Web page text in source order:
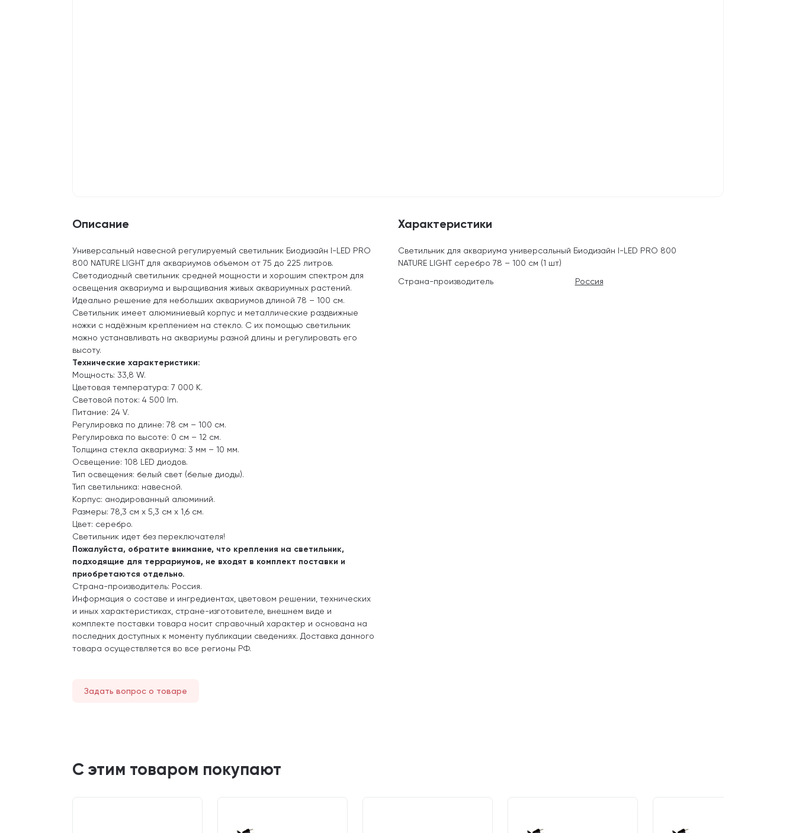
Описание
Универсальный навесной регулируемый светильник Биодизайн I-LED PRO
800 NATURE LIGHT для аквариумов объемом от 75 до 225 литров.
Светодиодный светильник средней мощности и хорошим спектром для
освещения аквариума и выращивания живых аквариумных растений.
Идеально решение для небольших аквариумов длиной 78 – 100 см.
Светильник имеет алюминиевый корпус и металлические раздвижные
ножки с надёжным креплением на стекло. С их помощью светильник
можно устанавливать на аквариумы разной длины и регулировать его
высоту.
Технические характеристики:
Мощность: 33,8 W.
Цветовая температура: 7 000 К.
Световой поток: 4 500 lm.
Питание: 24 V.
Регулировка по длине: 78 см – 100 см.
Регулировка по высоте: 0 см – 12 см.
Толщина стекла аквариума: 3 мм – 10 мм.
Освещение: 108 LED диодов.
Тип освещения: белый свет (белые диоды).
Тип светильника: навесной.
Корпус: анодированный алюминий.
Размеры: 78,3 см x 5,3 см x 1,6 см.
Цвет: серебро.
Светильник идет без переключателя!
Пожалуйста, обратите внимание, что крепления на светильник,
подходящие для террариумов, не входят в комплект поставки и
приобретаются отдельно.
Страна-производитель: Россия.
Информация о составе и ингредиентах, цветовом решении, технических
и иных характеристиках, стране-изготовителе, внешнем виде и
комплекте поставки товара носит справочный характер и основана на
последних доступных к моменту публикации сведениях. Доставка данного
товара осуществляется во все регионы РФ.
Задать вопрос о товаре
Характеристики
Светильник для аквариума универсальный Биодизайн I-LED PRO 800
NATURE LIGHT серебро 78 – 100 см (1 шт)
Страна-производитель
Россия
С этим товаром покупают